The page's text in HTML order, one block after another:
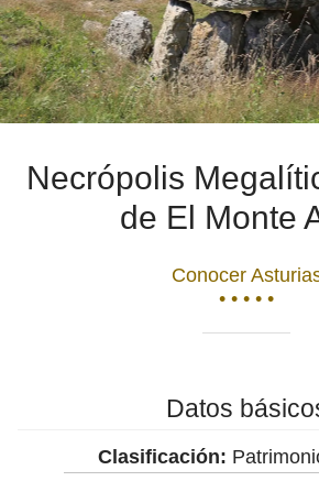
Necrópolis
de El Monte
Conocer
• • • • •
Datos
Clasificación: